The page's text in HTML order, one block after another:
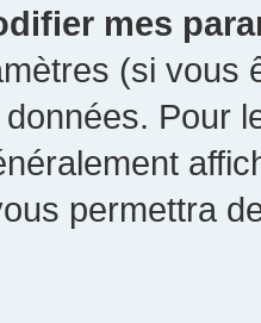
mes
(si vous
Pour
permettra